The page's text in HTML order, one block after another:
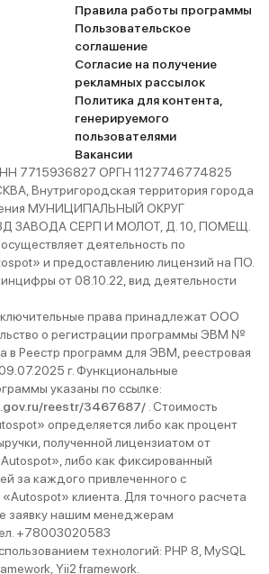
Правила работы программы
Пользовательское
соглашение
Согласие на получение
рекламных рассылок
Политика для контента,
генерируемого
пользователями
Вакансии
7715936827 ОРГН 1127746774825
Внутригородская территория города
МУНИЦИПАЛЬНЫЙ ОКРУГ
ЗАВОДА СЕРП И МОЛОТ, Д. 10, ПОМЕЩ.
деятельность по
и предоставлению лицензий на ПО.
от 08.10.22, вид деятельности
права принадлежат ООО
о регистрации программы ЭВМ №
в Реестр программ для ЭВМ, реестровая
г. Функциональные
указаны по ссылке:
reestr/3467687/ . Стоимость
определяется либо как процент
полученной лицензиатом от
либо как фиксированный
за каждого привлеченного с
клиента. Для точного расчета
заявку нашим менеджерам
+78003020583
технологий: PHP 8, MySQL
Yii2 framework.